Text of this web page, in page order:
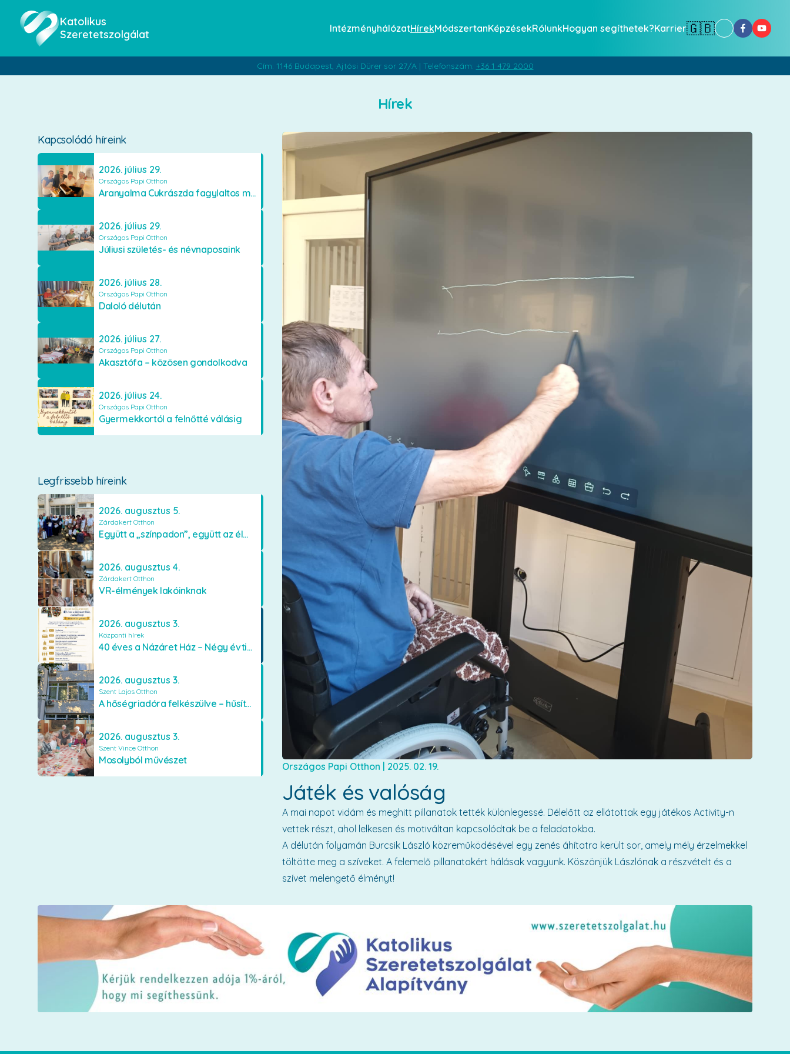
Katolikus
Szeretetszolgálat
IntézményhálózatHírekMódszertanKépzésekRólunkHogyan segíthetek?Karrier🇬🇧
Cím: 1146 Budapest, Ajtósi Dürer sor 27/A | Telefonszám: +36 1 479 2000
Hírek
Kapcsolódó híreink
2026. július 29.
Országos Papi Otthon
Aranyalma Cukrászda fagylaltos meglepetés
2026. július 29.
Országos Papi Otthon
Júliusi születés- és névnaposaink
2026. július 28.
Országos Papi Otthon
Daloló délután
2026. július 27.
Országos Papi Otthon
Akasztófa – közösen gondolkodva
2026. július 24.
Országos Papi Otthon
Gyermekkortól a felnőtté válásig
Legfrissebb híreink
2026. augusztus 5.
Zárdakert Otthon
Együtt a „színpadon”, együtt az élményekért 🎭✨
2026. augusztus 4.
Zárdakert Otthon
VR-élmények lakóinknak
2026. augusztus 3.
Központi hírek
40 éves a Názáret Ház – Négy évtized szeretetben és gondoskodásban
2026. augusztus 3.
Szent Lajos Otthon
A hőségriadóra felkészülve – hűsítő fejlesztések a Szent Lajos Otthonban
2026. augusztus 3.
Szent Vince Otthon
Mosolyból művészet
Országos Papi Otthon | 2025. 02. 19.
Játék és valóság
A mai napot vidám és meghitt pillanatok tették különlegessé. Délelőtt az ellátottak egy játékos Activity-n
vettek részt, ahol lelkesen és motiváltan kapcsolódtak be a feladatokba.
A délután folyamán Burcsik László közreműködésével egy zenés áhítatra került sor, amely mély érzelmekkel
töltötte meg a szíveket. A felemelő pillanatokért hálásak vagyunk. Köszönjük Lászlónak a részvételt és a
szívet melengető élményt!